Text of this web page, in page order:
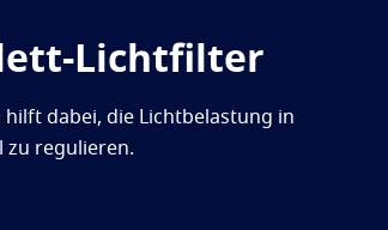
Lichtfilter
hilft dabei, die Lichtbelastung in
zu regulieren.